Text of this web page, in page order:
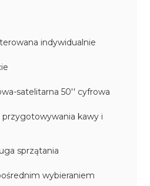
indywidualnie
satelitarna 50'' cyfrowa
przygotowywania kawy i
sprzątania
wybieraniem